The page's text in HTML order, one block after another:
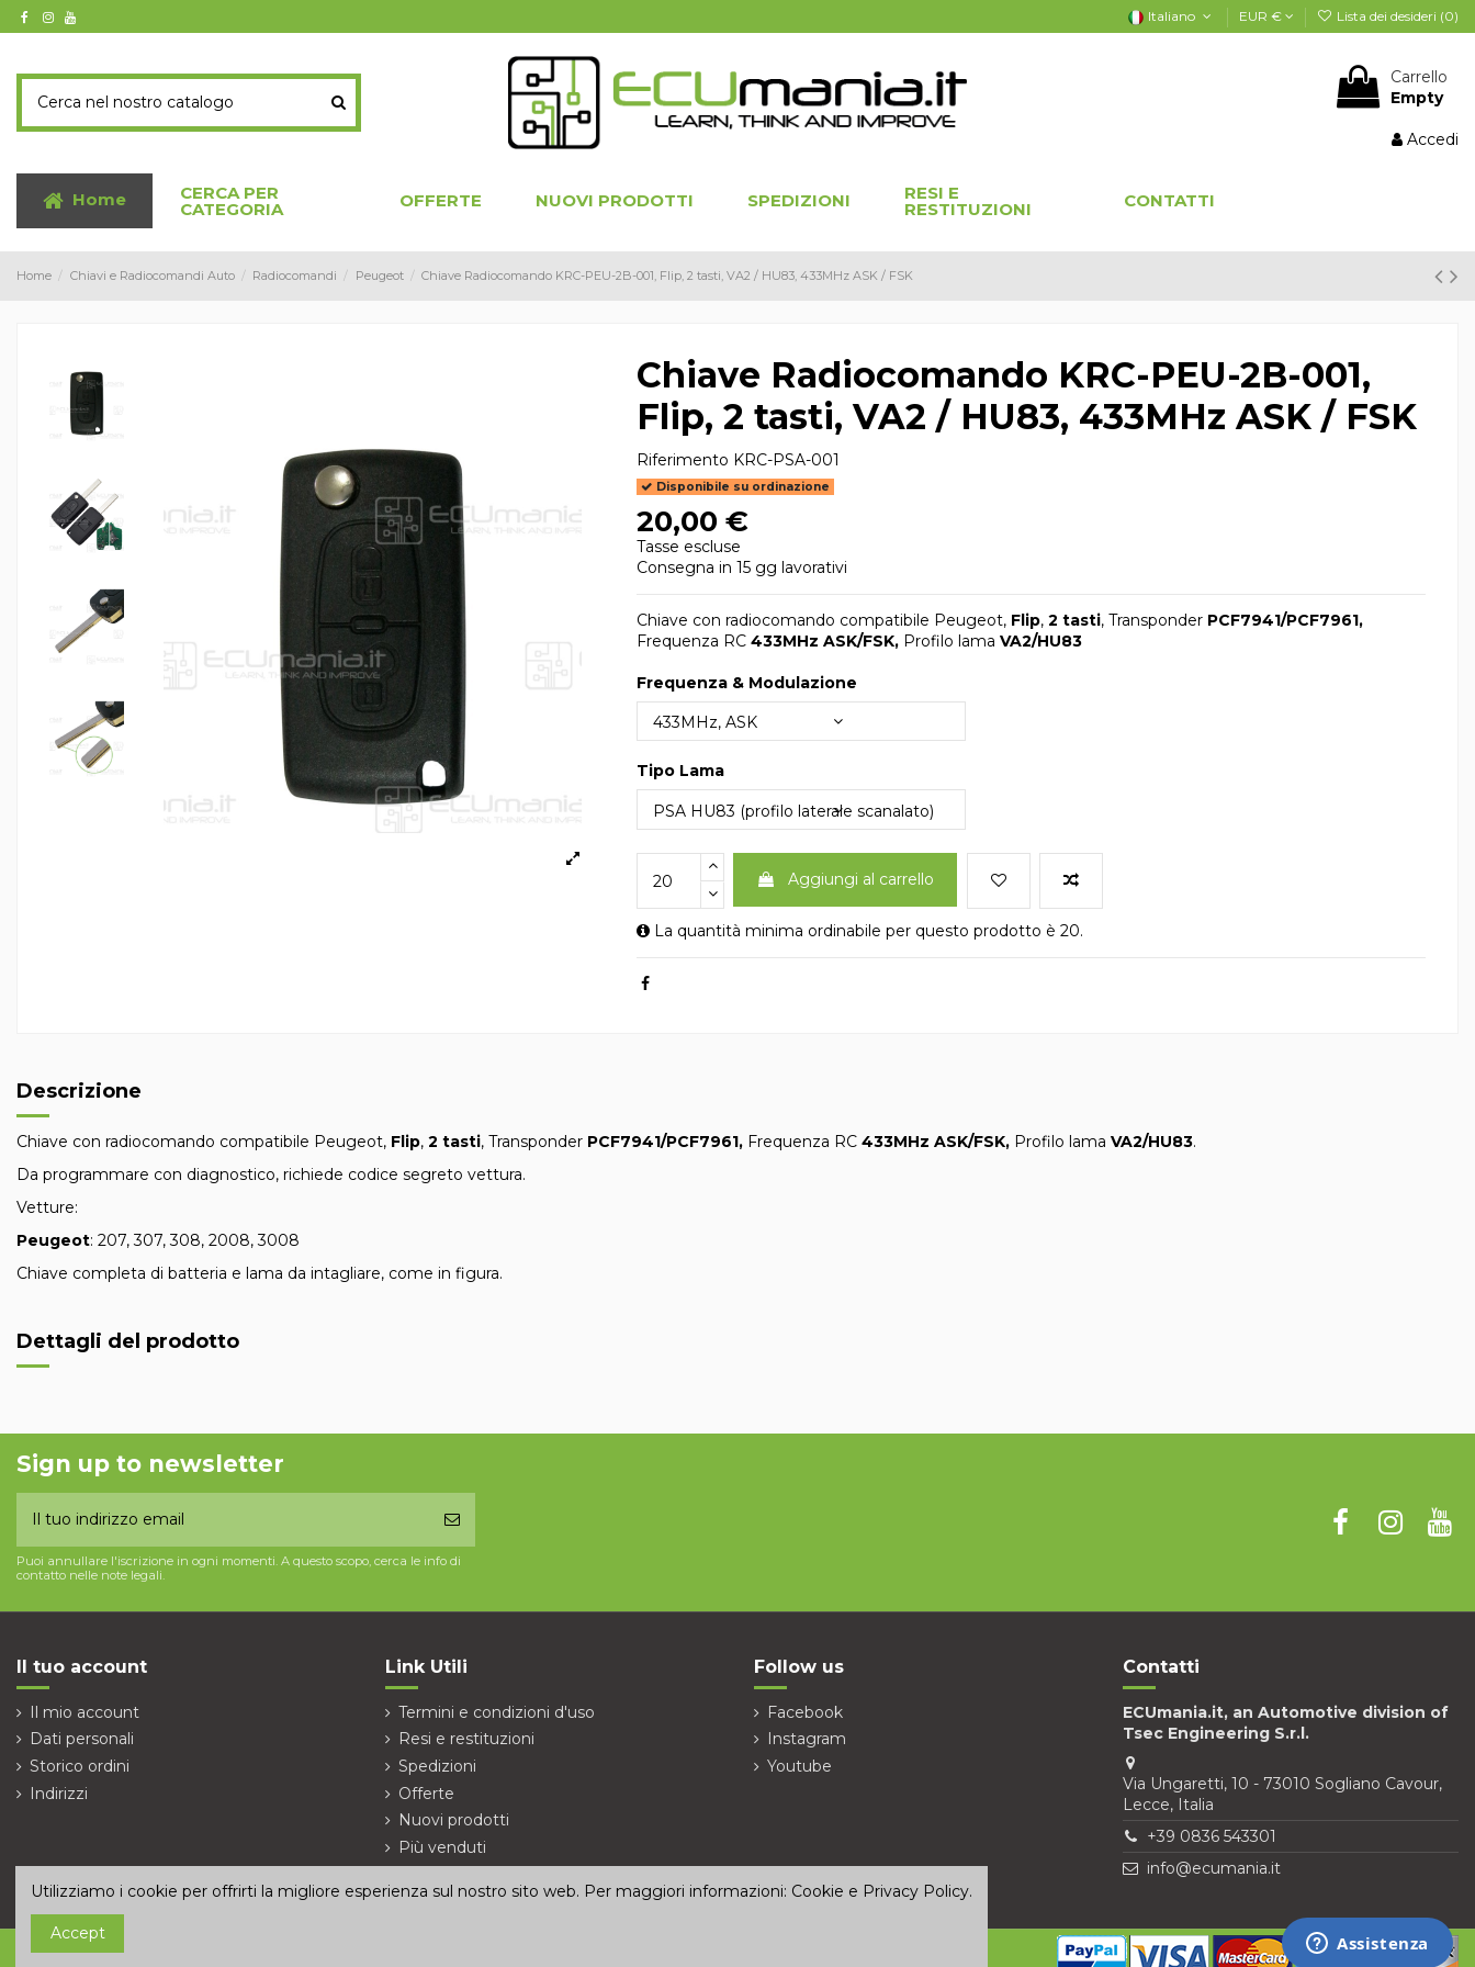
Italiano EUR € Lista dei desideri (0)
Carrello
Empty
Accedi
Home CERCA PER
CATEGORIA OFFERTE NUOVI PRODOTTI SPEDIZIONI RESI E
RESTITUZIONI CONTATTI
Home Chiavi e Radiocomandi Auto Radiocomandi Peugeot Chiave Radiocomando KRC-PEU-2B-001, Flip, 2 tasti, VA2 / HU83, 433MHz ASK / FSK
Chiave Radiocomando KRC-PEU-2B-001,
Flip, 2 tasti, VA2 / HU83, 433MHz ASK / FSK
Riferimento KRC-PSA-001
Disponibile su ordinazione
20,00 €
Tasse escluse
Consegna in 15 gg lavorativi
Chiave con radiocomando compatibile Peugeot, Flip, 2 tasti, Transponder PCF7941/PCF7961,
Frequenza RC 433MHz ASK/FSK, Profilo lama VA2/HU83
Frequenza & Modulazione
Tipo Lama
Aggiungi al carrello
La quantità minima ordinabile per questo prodotto è 20.
Descrizione
Chiave con radiocomando compatibile Peugeot, Flip, 2 tasti, Transponder PCF7941/PCF7961, Frequenza RC 433MHz ASK/FSK, Profilo lama VA2/HU83.
Da programmare con diagnostico, richiede codice segreto vettura.
Vetture:
Peugeot: 207, 307, 308, 2008, 3008
Chiave completa di batteria e lama da intagliare, come in figura.
Dettagli del prodotto
Sign up to newsletter
Puoi annullare l'iscrizione in ogni momenti. A questo scopo, cerca le info di
contatto nelle note legali.
Il tuo account
Il mio account
Dati personali
Storico ordini
Indirizzi
Link Utili
Termini e condizioni d'uso
Resi e restituzioni
Spedizioni
Offerte
Nuovi prodotti
Più venduti
Follow us
Facebook
Instagram
Youtube
Contatti
ECUmania.it, an Automotive division of
Tsec Engineering S.r.l.
Via Ungaretti, 10 - 73010 Sogliano Cavour,
Lecce, Italia
+39 0836 543301
info@ecumania.it
© 2026 ECUmania.it is a brand of
Utilizziamo i cookie per offrirti la migliore esperienza sul nostro sito web. Per maggiori informazioni: Cookie e Privacy Policy.
Accept